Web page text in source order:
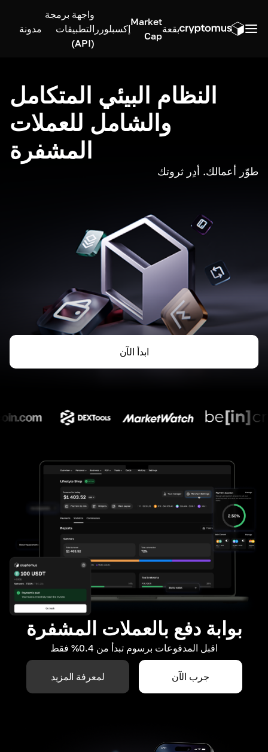
بقعة
Market
Cap
إكسبلورر
واجهة برمجة
التطبيقات
(API)
مدونة
النظام البيئي المتكامل
والشامل للعملات
المشفرة
طوّر أعمالك. أدِر ثروتك
ابدأ الآن
بوابة دفع بالعملات المشفرة
اقبل المدفوعات برسوم تبدأ من 0.4% فقط
جرب الآن لمعرفة المزيد